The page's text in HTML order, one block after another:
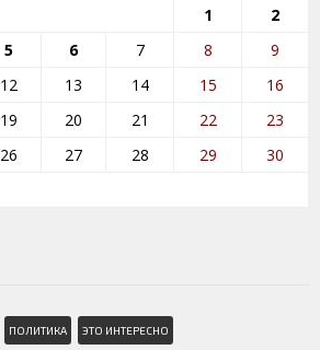
1
2
5 6 7 8
9
12 13 14 15
16
19 20 21 22
23
26 27 28 29
30
ПОЛИТИКА ЭТО ИНТЕРЕСНО